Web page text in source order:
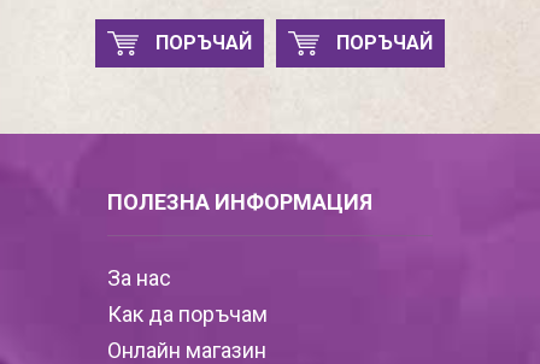
ПОРЪЧАЙ ПОРЪЧАЙ
ПОЛЕЗНА ИНФОРМАЦИЯ
За нас
Как да поръчам
Онлайн магазин